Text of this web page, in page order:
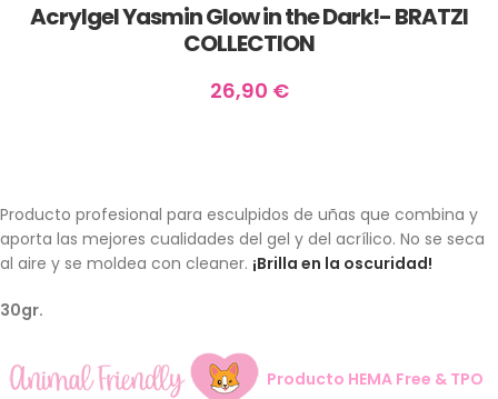
Acrylgel Yasmin Glow in the Dark!- BRATZI
COLLECTION
26,90 €
Producto profesional para esculpidos de uñas que combina y
aporta las mejores cualidades del gel y del acrílico. No se seca
al aire y se moldea con cleaner. ¡Brilla en la oscuridad!
30gr.
Producto HEMA Free & TPO